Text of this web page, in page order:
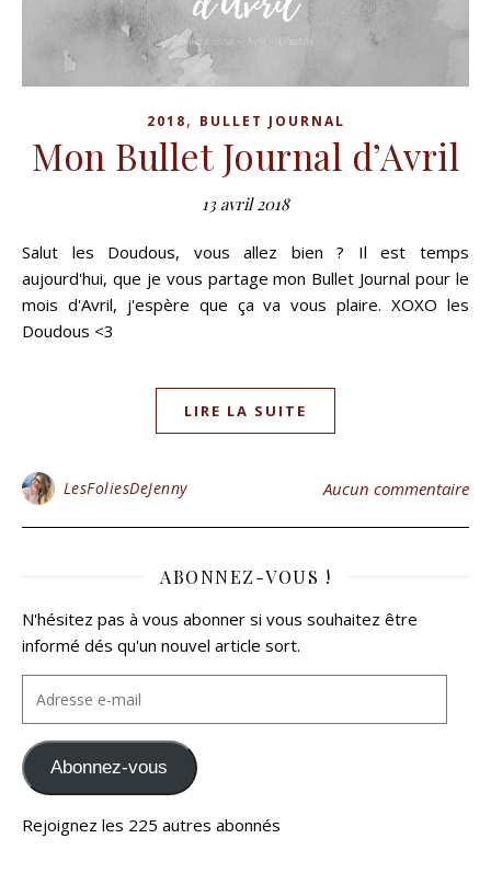
2018, BULLET JOURNAL
Mon Bullet Journal d’Avril
13 avril 2018
Salut les Doudous, vous allez bien ? Il est temps
aujourd'hui, que je vous partage mon Bullet Journal pour le
mois d'Avril, j'espère que ça va vous plaire. XOXO les
Doudous <3
LIRE LA SUITE
LesFoliesDeJenny Aucun commentaire
ABONNEZ-VOUS !
N'hésitez pas à vous abonner si vous souhaitez être
informé dés qu'un nouvel article sort.
Abonnez-vous
Rejoignez les 225 autres abonnés